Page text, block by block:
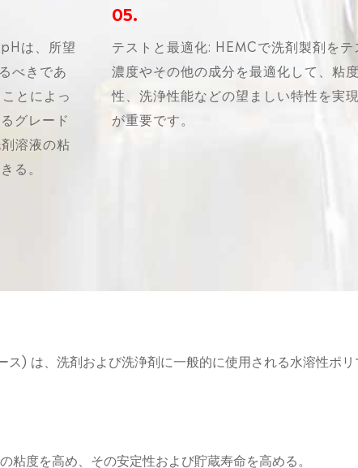
は、所望
べきであ
とによっ
グレード
溶液の粘
る。
05.
テストと最適化: HEMCで洗剤製剤をテ
濃度やその他の成分を最適化して、粘
性、洗浄性能などの望ましい特性を実
が重要です。
) は、洗剤および洗浄剤に一般的に使用される水溶性ポ
度を高め、その安定性および貯蔵寿命を高める。